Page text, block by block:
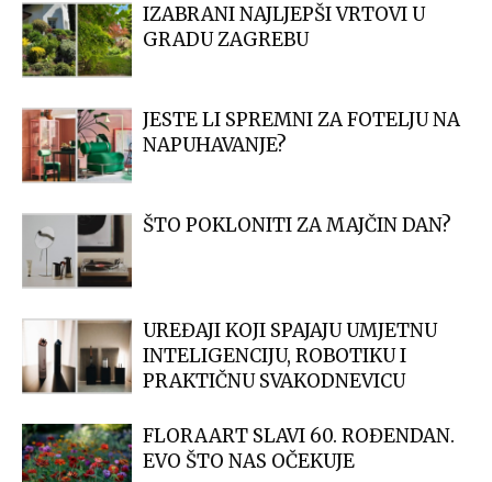
IZABRANI NAJLJEPŠI VRTOVI U
GRADU ZAGREBU
JESTE LI SPREMNI ZA FOTELJU NA
NAPUHAVANJE?
ŠTO POKLONITI ZA MAJČIN DAN?
UREĐAJI KOJI SPAJAJU UMJETNU
INTELIGENCIJU, ROBOTIKU I
PRAKTIČNU SVAKODNEVICU
FLORAART SLAVI 60. ROĐENDAN.
EVO ŠTO NAS OČEKUJE